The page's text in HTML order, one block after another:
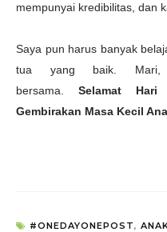
mempunyai kredibilitas, dan
Saya pun harus banyak
tua yang baik. Mari,
bersama. Selamat
Gembirakan Masa Kecil
#ONEDAYONEPOST,